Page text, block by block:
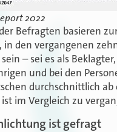
2022
Befragten basieren
in den vergangenen
– sei es als
und bei den
durchschnittlich
im Vergleich zu
ist gefragt